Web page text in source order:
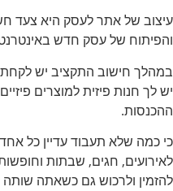
עיצוב של אתר לעסק היא צעד
והפיתוח של עסק חדש
במהלך חישוב התקציב יש לקחת
יש לך חנות פיזית למוצרים
ההכנסות.
כי כמה שלא תעבוד עדיין כל
לאירועים, חגים, שבתות
להזמין ולרכוש גם כשאתה